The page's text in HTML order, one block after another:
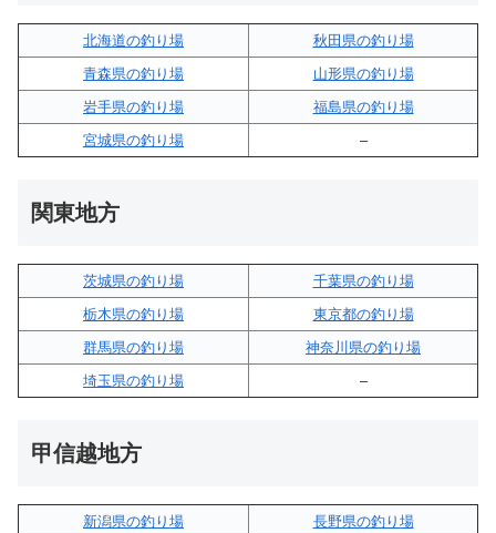
北海道の釣り場
秋田県の釣り場
青森県の釣り場
山形県の釣り場
岩手県の釣り場
福島県の釣り場
宮城県の釣り場
–
関東地方
茨城県の釣り場
千葉県の釣り場
栃木県の釣り場
東京都の釣り場
群馬県の釣り場
神奈川県の釣り場
埼玉県の釣り場
–
甲信越地方
新潟県の釣り場
長野県の釣り場